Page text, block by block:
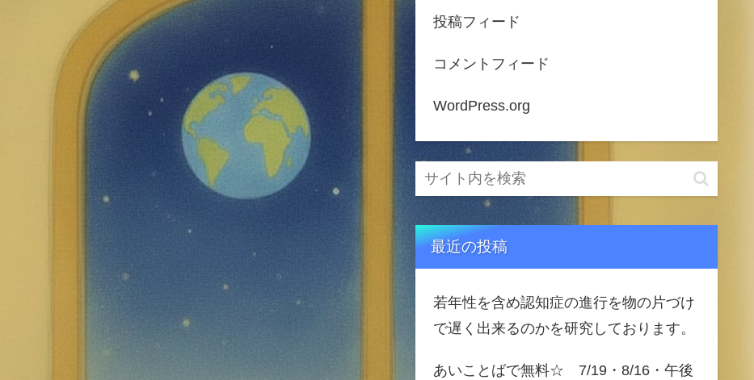
投稿フィード
コメントフィード
WordPress.org
最近の投稿
若年性を含め認知症の進行を物の片づけ
で遅く出来るのかを研究しております。
あいことばで無料☆ 7/19・8/16・午後